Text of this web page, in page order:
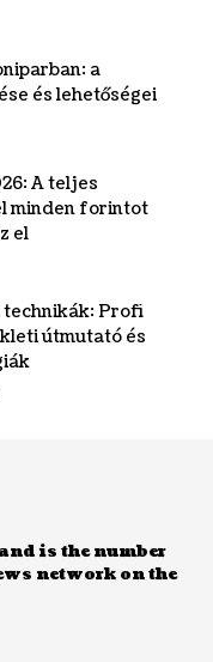
a
és lehetőségei
A teljes
minden forintot
el
technikák: Profi
útmutató és
is the number
network on the